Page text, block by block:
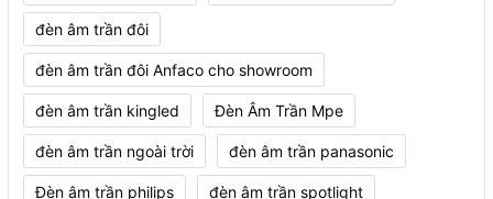
đèn âm trần đôi
đèn âm trần đôi Anfaco cho showroom
đèn âm trần kingled Đèn Âm Trần Mpe
đèn âm trần ngoài trời đèn âm trần panasonic
Đèn âm trần philips đèn âm trần spotlight